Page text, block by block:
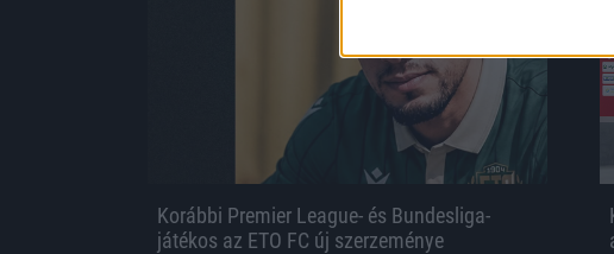
Korábbi Premier League- és Bundesliga-
játékos az ETO FC új szerzeménye